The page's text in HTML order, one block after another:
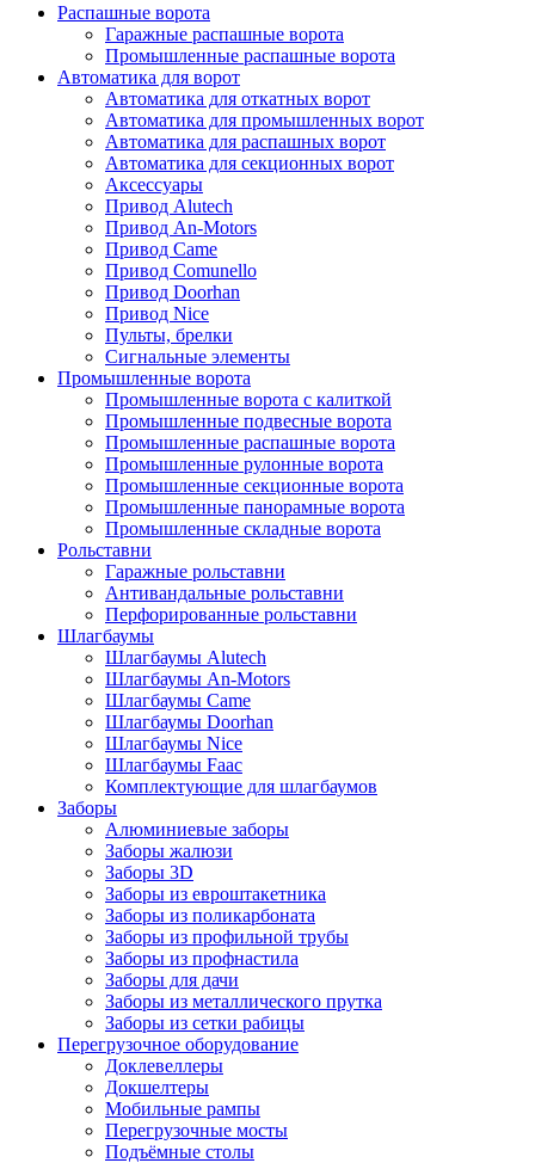
Распашные ворота
Гаражные распашные ворота
Промышленные распашные ворота
Автоматика для ворот
Автоматика для откатных ворот
Автоматика для промышленных ворот
Автоматика для распашных ворот
Автоматика для секционных ворот
Аксессуары
Привод Alutech
Привод An-Motors
Привод Came
Привод Comunello
Привод Doorhan
Привод Nice
Пульты, брелки
Сигнальные элементы
Промышленные ворота
Промышленные ворота с калиткой
Промышленные подвесные ворота
Промышленные распашные ворота
Промышленные рулонные ворота
Промышленные секционные ворота
Промышленные панорамные ворота
Промышленные складные ворота
Рольставни
Гаражные рольставни
Антивандальные рольставни
Перфорированные рольставни
Шлагбаумы
Шлагбаумы Alutech
Шлагбаумы An-Motors
Шлагбаумы Came
Шлагбаумы Doorhan
Шлагбаумы Nice
Шлагбаумы Faac
Комплектующие для шлагбаумов
Заборы
Алюминиевые заборы
Заборы жалюзи
Заборы 3D
Заборы из евроштакетника
Заборы из поликарбоната
Заборы из профильной трубы
Заборы из профнастила
Заборы для дачи
Заборы из металлического прутка
Заборы из сетки рабицы
Перегрузочное оборудование
Доклевеллеры
Докшелтеры
Мобильные рампы
Перегрузочные мосты
Подъёмные столы